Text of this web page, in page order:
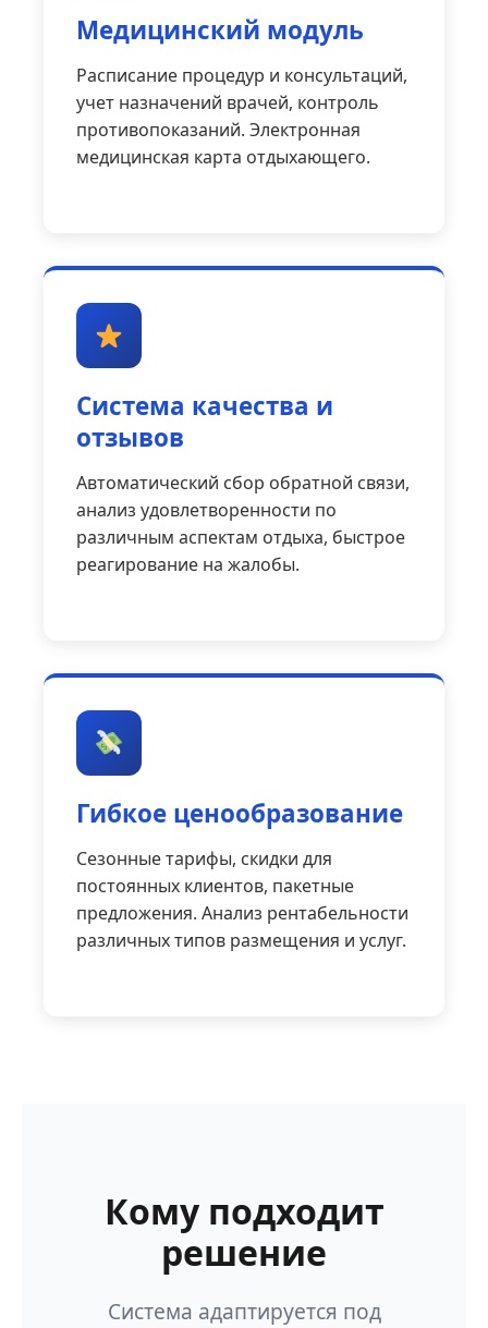
Медицинский модуль
Расписание процедур и консультаций,
учет назначений врачей, контроль
противопоказаний. Электронная
медицинская карта отдыхающего.
Система качества и
отзывов
Автоматический сбор обратной связи,
анализ удовлетворенности по
различным аспектам отдыха, быстрое
реагирование на жалобы.
Гибкое ценообразование
Сезонные тарифы, скидки для
постоянных клиентов, пакетные
предложения. Анализ рентабельности
различных типов размещения и услуг.
Кому подходит
решение
Система адаптируется под